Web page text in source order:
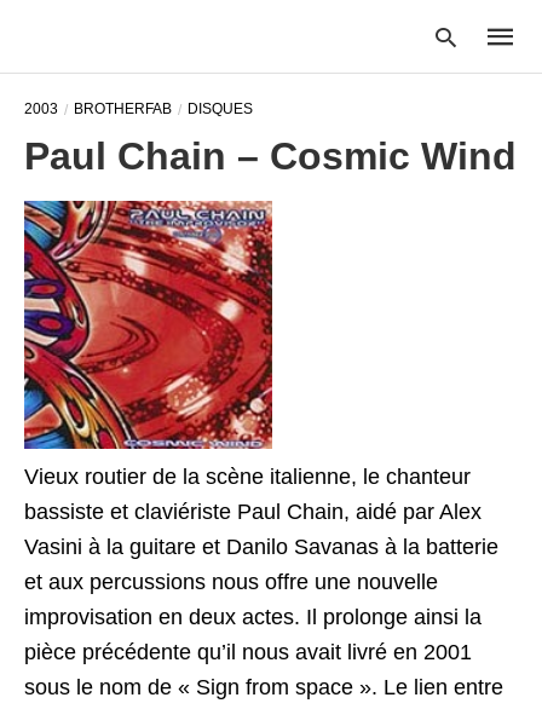
2003 BROTHERFAB DISQUES
Paul Chain – Cosmic Wind
Vieux routier de la scène italienne, le chanteur
bassiste et claviériste Paul Chain, aidé par Alex
Vasini à la guitare et Danilo Savanas à la batterie
et aux percussions nous offre une nouvelle
improvisation en deux actes. Il prolonge ainsi la
pièce précédente qu’il nous avait livré en 2001
sous le nom de « Sign from space ». Le lien entre